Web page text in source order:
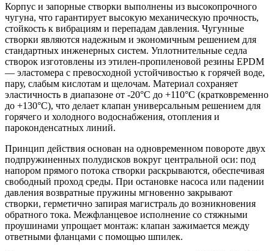
Корпус и запорные створки выполнены из высокопрочного
чугуна, что гарантирует высокую механическую прочность,
стойкость к вибрациям и перепадам давления. Чугунные
створки являются надежным и экономичным решением для
стандартных инженерных систем. Уплотнительные седла
створок изготовлены из этилен-пропиленовой резины EPDM
— эластомера с превосходной устойчивостью к горячей воде,
пару, слабым кислотам и щелочам. Материал сохраняет
эластичность в диапазоне от -20°C до +110°C (кратковременно
до +130°C), что делает клапан универсальным решением для
горячего и холодного водоснабжения, отопления и
пароконденсатных линий.
Принцип действия основан на одновременном повороте двух
подпружиненных полудисков вокруг центральной оси: под
напором прямого потока створки раскрываются, обеспечивая
свободный проход среды. При остановке насоса или падении
давления возвратные пружины мгновенно закрывают
створки, герметично запирая магистраль до возникновения
обратного тока. Межфланцевое исполнение со стяжными
проушинами упрощает монтаж: клапан зажимается между
ответными фланцами с помощью шпилек.